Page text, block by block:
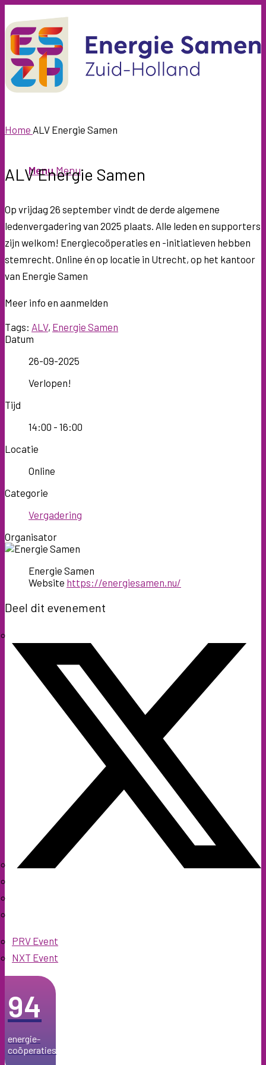
Menu Menu
Home ALV Energie Samen
ALV Energie Samen
Op vrijdag 26 september vindt de derde algemene
ledenvergadering van 2025 plaats. Alle leden en supporters
zijn welkom! Energiecoöperaties en -initiatieven hebben
stemrecht. Online én op locatie in Utrecht, op het kantoor
van Energie Samen
Meer info en aanmelden
Tags: ALV, Energie Samen
Datum
26-09-2025
Verlopen!
Tijd
14:00 - 16:00
Locatie
Online
Categorie
Vergadering
Organisator
Energie Samen
Website https://energiesamen.nu/
Deel dit evenement
PRV Event
NXT Event
94
energie­-
coöperaties